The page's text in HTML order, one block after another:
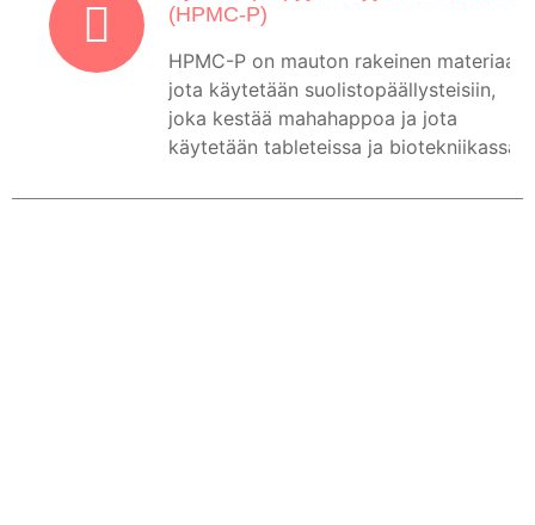
(HPMC-P)
HPMC-P on mauton rakeinen materiaali,
jota käytetään suolistopäällysteisiin,
joka kestää mahahappoa ja jota
käytetään tableteissa ja biotekniikassa.